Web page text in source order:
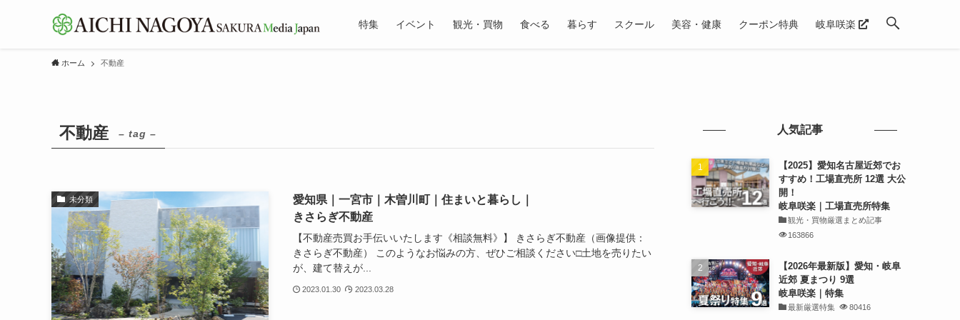
特集 イベント 観光・買物 食べる 暮らす スクール 美容・健康 クーポン特典 岐阜咲楽
ホーム 不動産
不動産 – tag –
未分類
愛知県｜一宮市｜木曽川町｜住まいと暮らし｜
きさらぎ不動産
【不動産売買お手伝いいたします《相談無料》】 きさらぎ不動産（画像提供：
きさらぎ不動産） このようなお悩みの方、ぜひご相談ください□土地を売りたい
が、建て替えが...
2023.01.30 2023.03.28
人気記事
【2025】愛知名古屋近郊でお
すすめ！工場直売所 12選 大公
開！
岐阜咲楽｜工場直売所特集
観光・買物厳選まとめ記事
163866
【2026年最新版】愛知・岐阜
近郊 夏まつり 9選
岐阜咲楽｜特集
最新厳選特集 80416